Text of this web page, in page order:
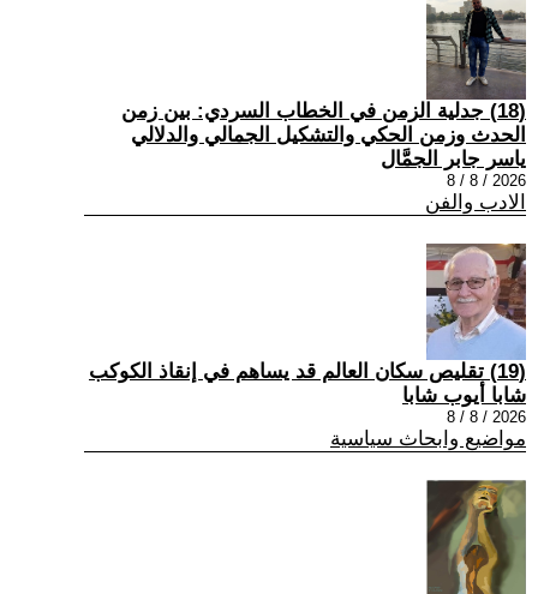
(18) جدلية الزمن في الخطاب السردي: بين زمن
الحدث وزمن الحكي والتشكيل الجمالي والدلالي
ياسر جابر الجمَّال
2026 / 8 / 8
الادب والفن
(19) تقليص سكان العالم قد يساهم في إنقاذ الكوكب
شابا أيوب شابا
2026 / 8 / 8
مواضيع وابحاث سياسية